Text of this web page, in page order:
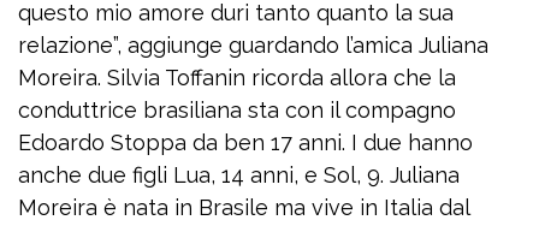
questo mio amore duri tanto quanto la sua
relazione”, aggiunge guardando l’amica Juliana
Moreira. Silvia Toffanin ricorda allora che la
conduttrice brasiliana sta con il compagno
Edoardo Stoppa da ben 17 anni. I due hanno
anche due figli Lua, 14 anni, e Sol, 9. Juliana
Moreira è nata in Brasile ma vive in Italia dal